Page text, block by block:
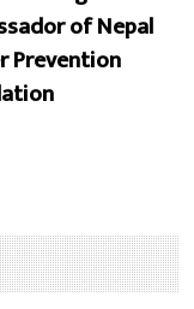
of Nepal
Prevention